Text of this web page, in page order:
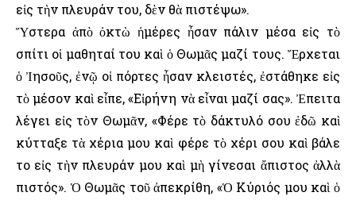
εἰς τὴν πλευράν του, δὲν θὰ πιστέψω».
Ὕστερα ἀπὸ ὀκτὼ ἡμέρες ἦσαν πάλιν μέσα εἰς τὸ
σπίτι οἱ μαθηταί του καὶ ὁ Θωμᾶς μαζί τους. Ἔρχεται
ὁ Ἰησοῦς, ἐνῷ οἱ πόρτες ἦσαν κλειστές, ἐστάθηκε εἰς
τὸ μέσον καὶ εἶπε, «Εἰρήνη νὰ εἶναι μαζί σας». Ἐπειτα
λέγει εἰς τὸν Θωμᾶν, «Φέρε τὸ δάκτυλό σου ἐδῶ καὶ
κύτταξε τὰ χέρια μου καὶ φέρε τὸ χέρι σου καὶ βάλε
το εἰς τὴν πλευράν μου καὶ μὴ γίνεσαι ἄπιστος ἀλλὰ
πιστός». Ὁ Θωμᾶς τοῦ ἀπεκρίθη, «Ὁ Κύριός μου καὶ ὁ